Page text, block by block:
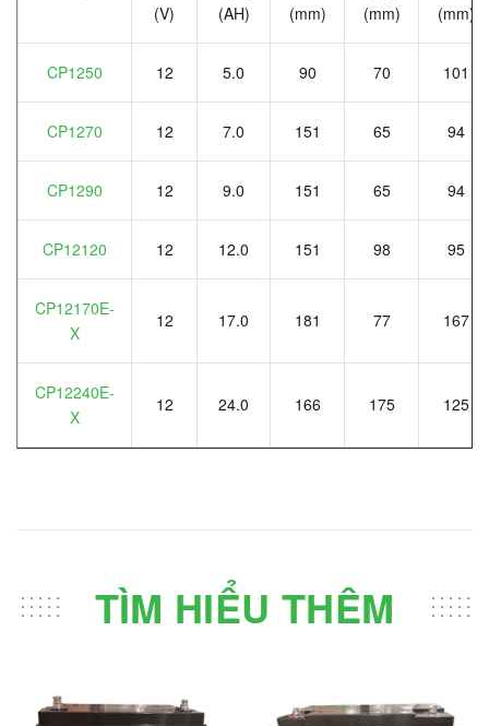
(V)
(AH)
(mm)
(mm)
(mm)
CP1250 12 5.0 90 70 101
CP1270 12 7.0 151 65 94
CP1290 12 9.0 151 65 94
CP12120 12 12.0 151 98 95
CP12170E-
X
12 17.0 181 77 167
CP12240E-
X
12 24.0 166 175 125
TÌM HIỂU THÊM